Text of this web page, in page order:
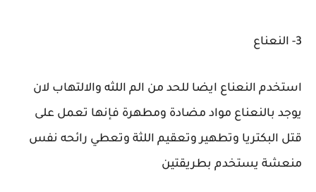
3- النعناع
استخدم النعناع ايضا للحد من الم اللثه والالتهاب لان
يوجد بالنعناع مواد مضادة ومطهرة فإنها تعمل على
قتل البكتريا وتطهير وتعقيم اللثة وتعطي رائحه نفس
منعشة يستخدم بطريقتين